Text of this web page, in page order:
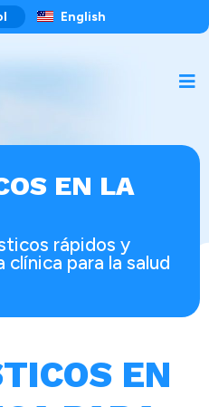
English
EN LA
rápidos y
para la salud
EN